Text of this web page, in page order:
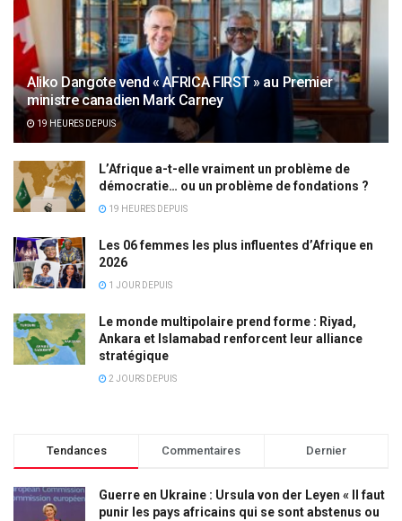
Aliko Dangote vend « AFRICA FIRST » au Premier
ministre canadien Mark Carney
19 HEURES DEPUIS
L’Afrique a-t-elle vraiment un problème de
démocratie… ou un problème de fondations ?
19 HEURES DEPUIS
Les 06 femmes les plus influentes d’Afrique en
2026
1 JOUR DEPUIS
Le monde multipolaire prend forme : Riyad,
Ankara et Islamabad renforcent leur alliance
stratégique
2 JOURS DEPUIS
Tendances Commentaires Dernier
Guerre en Ukraine : Ursula von der Leyen « Il faut
punir les pays africains qui se sont abstenus ou